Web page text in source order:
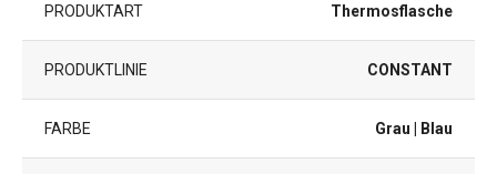
PRODUKTART Thermosflasche
PRODUKTLINIE CONSTANT
FARBE Grau | Blau